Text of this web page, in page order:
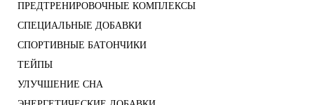
ПРЕДТРЕНИРОВОЧНЫЕ КОМПЛЕКСЫ
СПЕЦИАЛЬНЫЕ ДОБАВКИ
СПОРТИВНЫЕ БАТОНЧИКИ
ТЕЙПЫ
УЛУЧШЕНИЕ СНА